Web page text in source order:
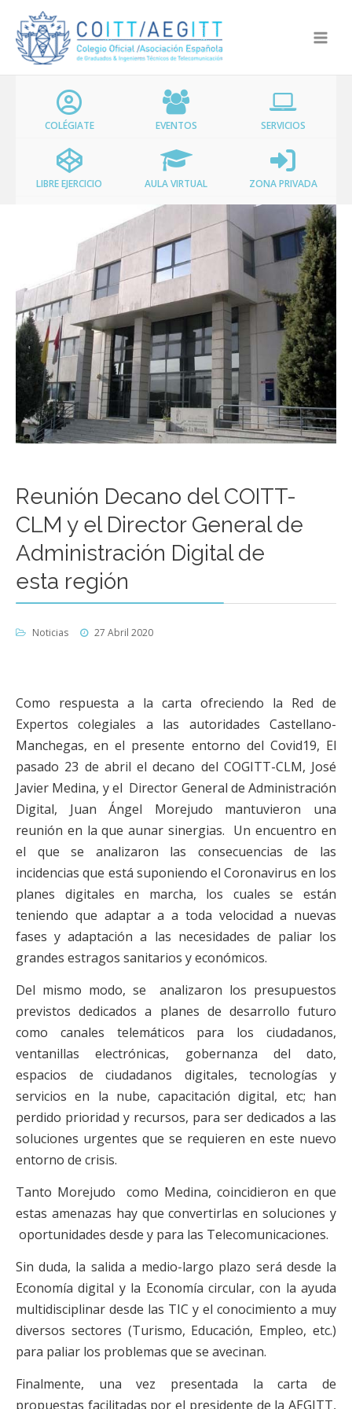
contenido
COLÉGIATE EVENTOS SERVICIOS
LIBRE EJERCICIO AULA VIRTUAL ZONA PRIVADA
Reunión Decano del COITT-
CLM y el Director General de
Administración Digital de
esta región
Noticias 27 Abril 2020
Como respuesta a la carta ofreciendo la Red de
Expertos colegiales a las autoridades Castellano-
Manchegas, en el presente entorno del Covid19, El
pasado 23 de abril el decano del COGITT-CLM, José
Javier Medina, y el Director General de Administración
Digital, Juan Ángel Morejudo mantuvieron una
reunión en la que aunar sinergias. Un encuentro en
el que se analizaron las consecuencias de las
incidencias que está suponiendo el Coronavirus en los
planes digitales en marcha, los cuales se están
teniendo que adaptar a a toda velocidad a nuevas
fases y adaptación a las necesidades de paliar los
grandes estragos sanitarios y económicos.
Del mismo modo, se analizaron los presupuestos
previstos dedicados a planes de desarrollo futuro
como canales telemáticos para los ciudadanos,
ventanillas electrónicas, gobernanza del dato,
espacios de ciudadanos digitales, tecnologías y
servicios en la nube, capacitación digital, etc; han
perdido prioridad y recursos, para ser dedicados a las
soluciones urgentes que se requieren en este nuevo
entorno de crisis.
Tanto Morejudo como Medina, coincidieron en que
estas amenazas hay que convertirlas en soluciones y
oportunidades desde y para las Telecomunicaciones.
Sin duda, la salida a medio-largo plazo será desde la
Economía digital y la Economía circular, con la ayuda
multidisciplinar desde las TIC y el conocimiento a muy
diversos sectores (Turismo, Educación, Empleo, etc.)
para paliar los problemas que se avecinan.
Finalmente, una vez presentada la carta de
propuestas facilitadas por el presidente de la AEGITT,